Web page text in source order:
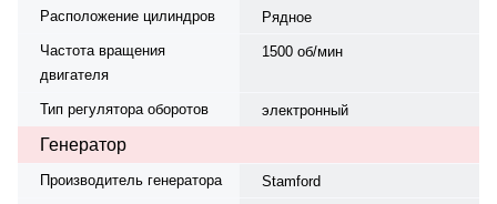
Расположение цилиндров
Рядное
Частота вращения
двигателя
1500 об/мин
Тип регулятора оборотов электронный
Генератор
Производитель генератора
Stamford